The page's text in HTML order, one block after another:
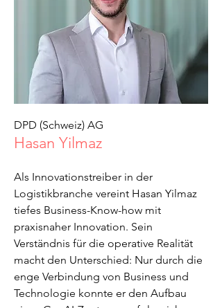
DPD (Schweiz) AG
Hasan Yilmaz
Als Innovationstreiber in der
Logistikbranche vereint Hasan Yilmaz
tiefes Business-Know-how mit
praxisnaher Innovation. Sein
Verständnis für die operative Realität
macht den Unterschied: Nur durch die
enge Verbindung von Business und
Technologie konnte er den Aufbau